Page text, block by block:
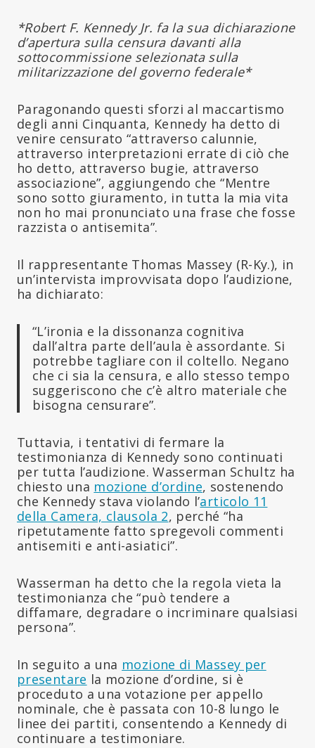
*Robert F. Kennedy Jr. fa la sua dichiarazione
d’apertura sulla censura davanti alla
sottocommissione selezionata sulla
militarizzazione del governo federale*
Paragonando questi sforzi al maccartismo
degli anni Cinquanta, Kennedy ha detto di
venire censurato “attraverso calunnie,
attraverso interpretazioni errate di ciò che
ho detto, attraverso bugie, attraverso
associazione”, aggiungendo che “Mentre
sono sotto giuramento, in tutta la mia vita
non ho mai pronunciato una frase che fosse
razzista o antisemita”.
Il rappresentante Thomas Massey (R-Ky.), in
un’intervista improvvisata dopo l’audizione,
ha dichiarato:
“L’ironia e la dissonanza cognitiva
dall’altra parte dell’aula è assordante. Si
potrebbe tagliare con il coltello. Negano
che ci sia la censura, e allo stesso tempo
suggeriscono che c’è altro materiale che
bisogna censurare”.
Tuttavia, i tentativi di fermare la
testimonianza di Kennedy sono continuati
per tutta l’audizione. Wasserman Schultz ha
chiesto una mozione d’ordine, sostenendo
che Kennedy stava violando l’articolo 11
della Camera, clausola 2, perché “ha
ripetutamente fatto spregevoli commenti
antisemiti e anti-asiatici”.
Wasserman ha detto che la regola vieta la
testimonianza che “può tendere a
diffamare, degradare o incriminare qualsiasi
persona”.
In seguito a una mozione di Massey per
presentare la mozione d’ordine, si è
proceduto a una votazione per appello
nominale, che è passata con 10-8 lungo le
linee dei partiti, consentendo a Kennedy di
continuare a testimoniare.